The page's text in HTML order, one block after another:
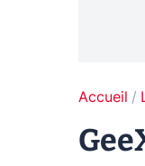
Accueil